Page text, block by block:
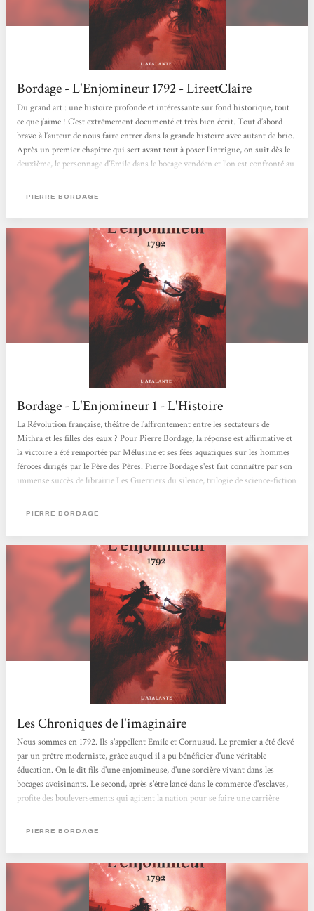
Bordage - L'Enjomineur 1792 - LireetClaire
Du grand art : une histoire profonde et intéressante sur fond historique, tout
ce que j’aime ! C’est extrêmement documenté et très bien écrit. Tout d’abord
bravo à l’auteur de nous faire entrer dans la grande histoire avec autant de brio.
Après un premier chapitre qui sert avant tout à poser l’intrigue, on suit dès le
deuxième, le personnage d’Emile dans le bocage vendéen et l’on est confronté au
sans traduction on pourrait se détourner du récit par paresse....
PIERRE BORDAGE
Bordage - L'Enjomineur 1 - L'Histoire
La Révolution française, théâtre de l'affrontement entre les sectateurs de
Mithra et les filles des eaux ? Pour Pierre Bordage, la réponse est affirmative et
la victoire a été remportée par Mélusine et ses fées aquatiques sur les hommes
féroces dirigés par le Père des Pères. Pierre Bordage s'est fait connaître par son
immense succès de librairie Les Guerriers du silence, trilogie de science-fiction
corrompu. L'oeuvre, considérée comme emblématique du renouveau de la...
PIERRE BORDAGE
Les Chroniques de l'imaginaire
Nous sommes en 1792. Ils s'appellent Emile et Cornuaud. Le premier a été élevé
par un prêtre moderniste, grâce auquel il a pu bénéficier d'une véritable
éducation. On le dit fils d'une enjomineuse, d'une sorcière vivant dans les
bocages avoisinants. Le second, après s'être lancé dans le commerce d'esclaves,
profite des bouleversements qui agitent la nation pour se faire une carrière
destin commun... Dans les années qui suivirent la prise de la bastille, la crise
PIERRE BORDAGE